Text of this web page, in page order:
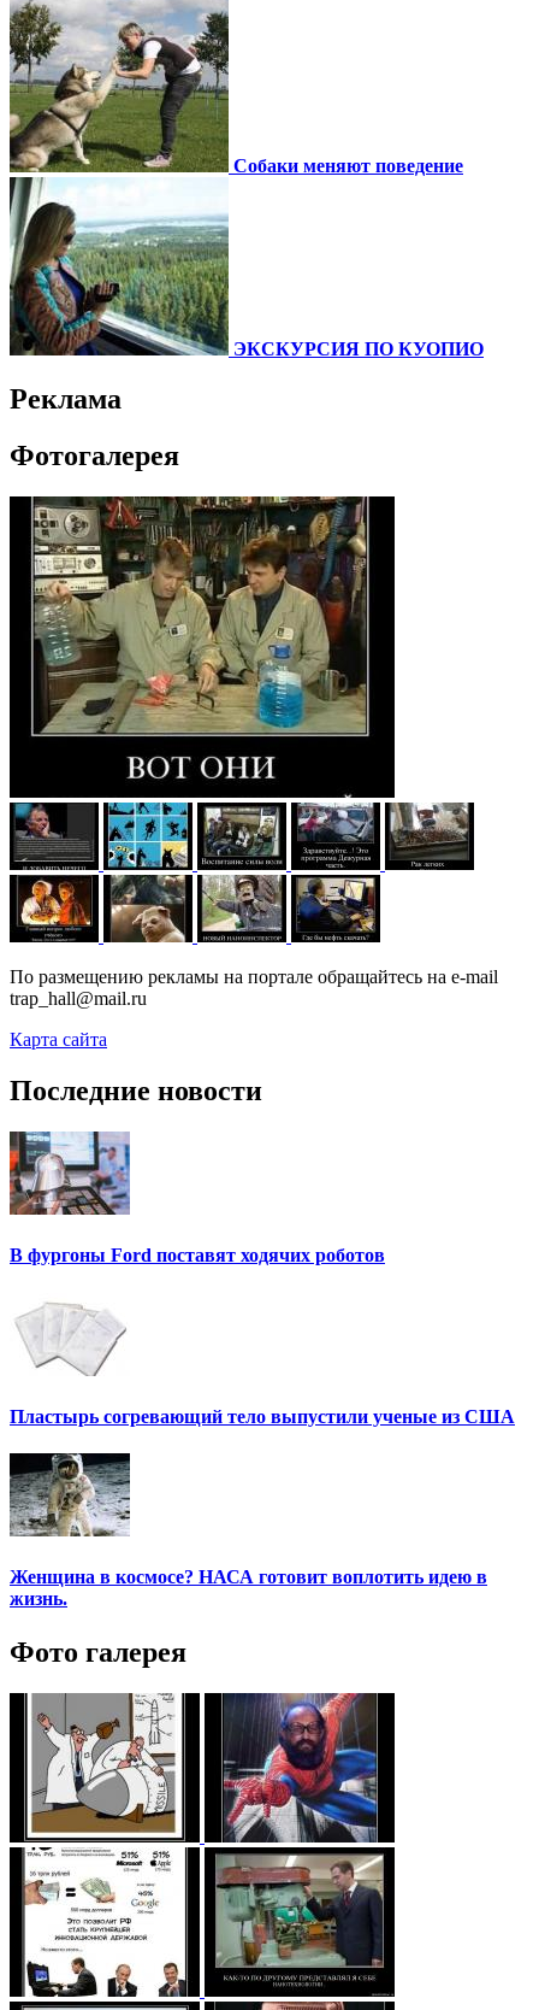
Собаки меняют поведение
ЭКСКУРСИЯ ПО КУОПИО
Реклама
Фотогалерея
По размещению рекламы на портале обращайтесь на e-mail
trap_hall@mail.ru
Карта сайта
Последние новости
В фургоны Ford поставят ходячих роботов
Пластырь согревающий тело выпустили ученые из США
Женщина в космосе? НАСА готовит воплотить идею в
жизнь.
Фото галерея